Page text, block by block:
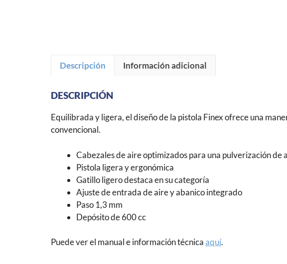
Descripción Información adicional
DESCRIPCIÓN
Equilibrada y ligera, el diseño de la pistola Finex ofrece una
convencional.
Cabezales de aire optimizados para una pulverización de
Pistola ligera y ergonómica
Gatillo ligero destaca en su categoría
Ajuste de entrada de aire y abanico integrado
Paso 1,3 mm
Depósito de 600 cc
Puede ver el manual e información técnicaaquí.